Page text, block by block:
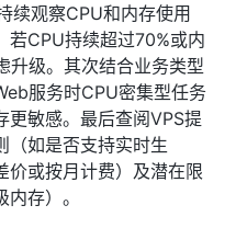
续观察CPU和内存使用
若CPU持续超过70%或内
升级。其次结合业务类型
服务时CPU密集型任务
更敏感。最后查阅VPS提
（如是否支持实时生
价或按月计费）及潜在限
存）。